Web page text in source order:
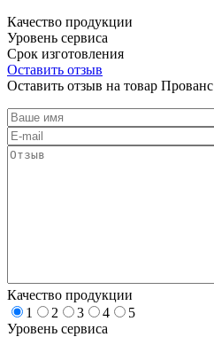
Качество продукции
Уровень сервиса
Срок изготовления
Оставить отзыв
Оставить отзыв на товар Прованс
Качество продукции
1
2 3 4
5
Уровень сервиса